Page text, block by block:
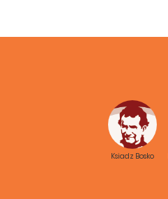
Ksiadz Bosko